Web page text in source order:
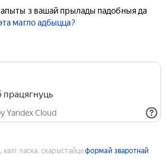
з вашай прылады падобныя да
магло адбыцца?
працягнуць
Yandex Cloud
калі ласка, скарыстайцеформай зваротнай